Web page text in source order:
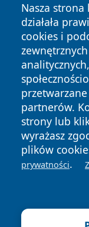
Nasza
działała
cookies i
partnerów.
strony lub
wyrażasz
plików
prywatności.
Copyright © 2026
News Autorzy